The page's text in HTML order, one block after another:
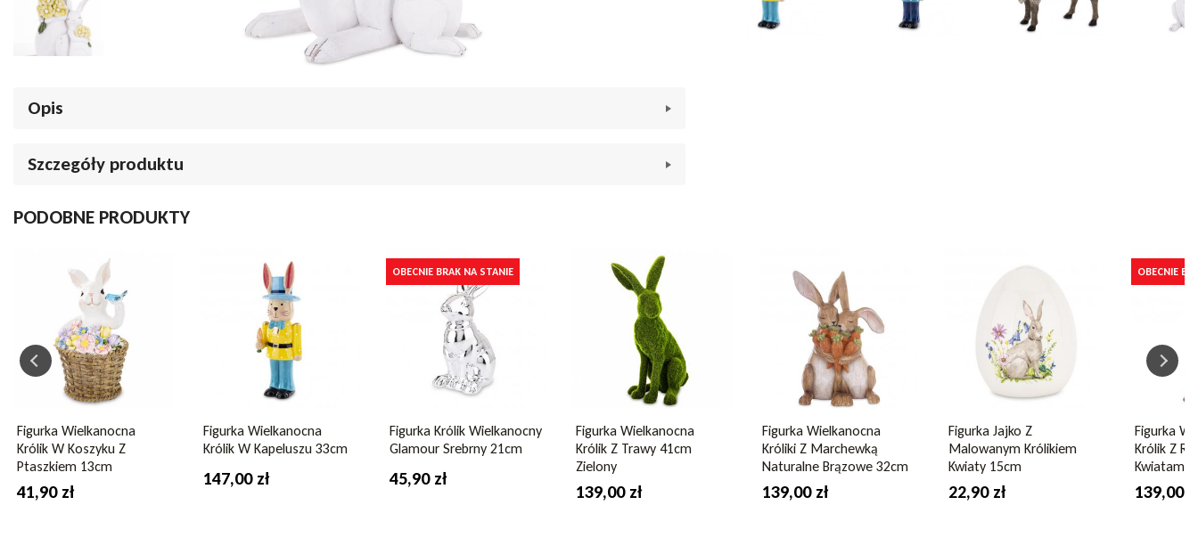
Opis
Szczegóły produktu
Marka Wielkanoc
Kolekcja
Materiał tworzywo sztuczne
Kolor
PODOBNE PRODUKTY
Figurka Wielkanocna
Królik W Koszyku Z
Ptaszkiem 13cm
41,90 zł
Figurka Wielkanocna
Królik W Kapeluszu 33cm
147,00 zł
Figurka Królik Wielkanocny
Glamour Srebrny 21cm
45,90 zł
OBECNIE BRAK NA STANIE
Figurka Wielkanocna
Królik Z Trawy 41cm
Zielony
139,00 zł
Figurka Wielkanocna
Króliki Z Marchewką
Naturalne Brązowe 32cm
139,00 zł
Figurka Jajko Z
Malowanym Królikiem
Kwiaty 15cm
22,90 zł
Figurka
Królik Z
Kwiatami
139,00
OBECNIE